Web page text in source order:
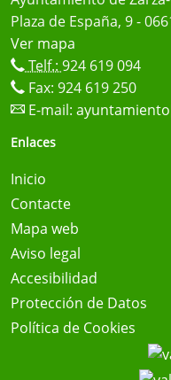
Plaza de España, 9 -
Ver mapa
Telf.: 924 619 094
Fax: 924 619 250
E-mail:
Enlaces
Inicio
Contacte
Mapa web
Aviso legal
Accesibilidad
Protección de Datos
Política de Cookies